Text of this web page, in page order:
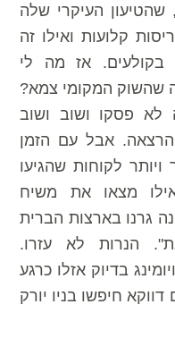
שהטיעון העיקרי שלה
קלועות ואילו זה
אז מה לי
שהשוק המקומי צמא?
לא פסקו ושוב ושוב
אבל עם הזמן
לקוחות שהגיעו
מצאו את משיח
גרנו בארצות הברית
הנרות לא עזרו.
בדיוק אזלו כרגע
חיפשו בניו יורק